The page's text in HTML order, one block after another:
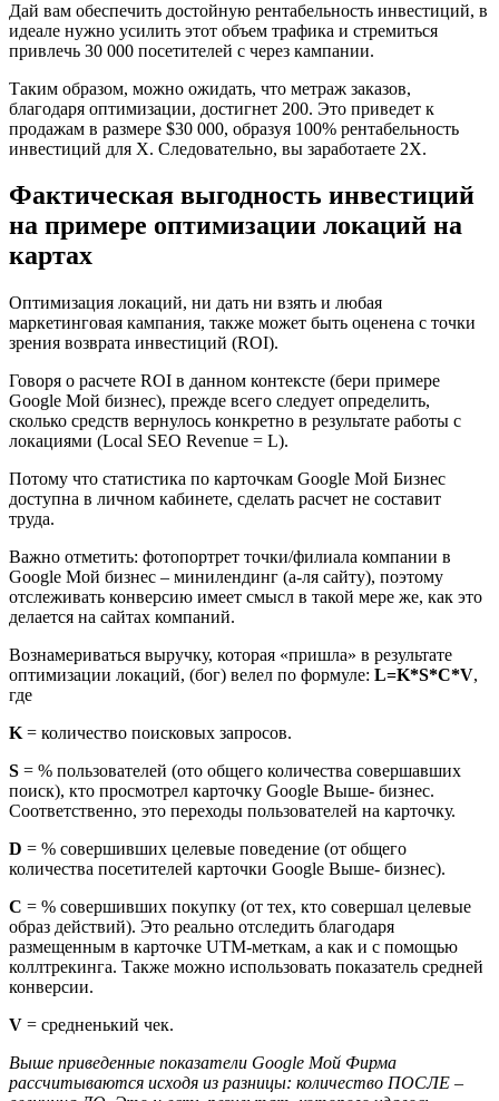
Дай вам обеспечить достойную рентабельность инвестиций, в
идеале нужно усилить этот объем трафика и стремиться
привлечь 30 000 посетителей с через кампании.
Таким образом, можно ожидать, что метраж заказов,
благодаря оптимизации, достигнет 200. Это приведет к
продажам в размере $30 000, образуя 100% рентабельность
инвестиций для X. Следовательно, вы заработаете 2X.
Фактическая выгодность инвестиций
на примере оптимизации локаций на
картах
Оптимизация локаций, ни дать ни взять и любая
маркетинговая кампания, также может быть оценена с точки
зрения возврата инвестиций (ROI).
Говоря о расчете ROI в данном контексте (бери примере
Google Мой бизнес), прежде всего следует определить,
сколько средств вернулось конкретно в результате работы с
локациями (Local SEO Revenue = L).
Потому что статистика по карточкам Google Мой Бизнес
доступна в личном кабинете, сделать расчет не составит
труда.
Важно отметить: фотопортрет точки/филиала компании в
Google Мой бизнес – минилендинг (а-ля сайту), поэтому
отслеживать конверсию имеет смысл в такой мере же, как это
делается на сайтах компаний.
Вознамериваться выручку, которая «пришла» в результате
оптимизации локаций, (бог) велел по формуле: L=K*S*C*V,
где
K = количество поисковых запросов.
S = % пользователей (ото общего количества совершавших
поиск), кто просмотрел карточку Google Выше- бизнес.
Соответственно, это переходы пользователей на карточку.
D = % совершивших целевые поведение (от общего
количества посетителей карточки Google Выше- бизнес).
C = % совершивших покупку (от тех, кто совершал целевые
образ действий). Это реально отследить благодаря
размещенным в карточке UTM-меткам, а как и с помощью
коллтрекинга. Также можно использовать показатель средней
конверсии.
V = средненький чек.
Выше приведенные показатели Google Мой Фирма
рассчитываются исходя из разницы: количество ПОСЛЕ –